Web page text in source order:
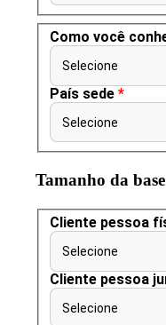
Como você
Selecione
País sede *
Selecione
Tamanho da
Cliente pessoa
Selecione
Cliente pessoa
Selecione